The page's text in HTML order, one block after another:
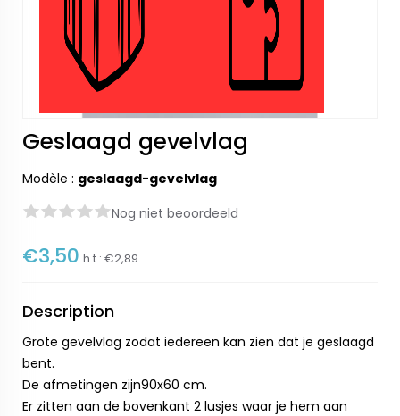
Geslaagd gevelvlag
Modèle : geslaagd-gevelvlag
Nog niet beoordeeld
€3,50 h.t : €2,89
Description
Grote gevelvlag zodat iedereen kan zien dat je geslaagd
bent.
De afmetingen zijn90x60 cm.
Er zitten aan de bovenkant 2 lusjes waar je hem aan